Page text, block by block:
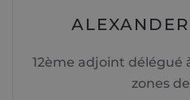
12ème adjoint délégué
zones